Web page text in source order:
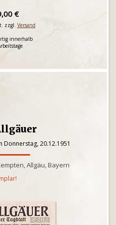
€
zzgl. Versand
innerhalb
Donnerstag, 20.12.1951
Allgäu, Bayern